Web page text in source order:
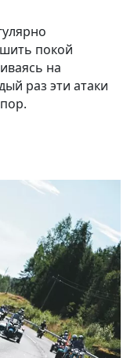
покой
на
раз эти атаки